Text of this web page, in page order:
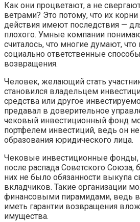
Как они процветают, а не
ветрами? Это потому, что их
действия имеют последствия —
плохого. Умные компании
считалось, что многие думают,
социально ответственные
возвращения.
Человек, желающий стать
становился владельцем
средства или другое
предавал в доверительное
чековый инвестиционный фонд
портфелем инвестиций, ведь он
образования юридического лица.
Чековые инвестиционные фонды,
после распада Советского
них не было обязанности выкупа
вкладчиков. Такие организации
финансовыми пирамидами, ведь
иметь гарантии возвращения
имущества.